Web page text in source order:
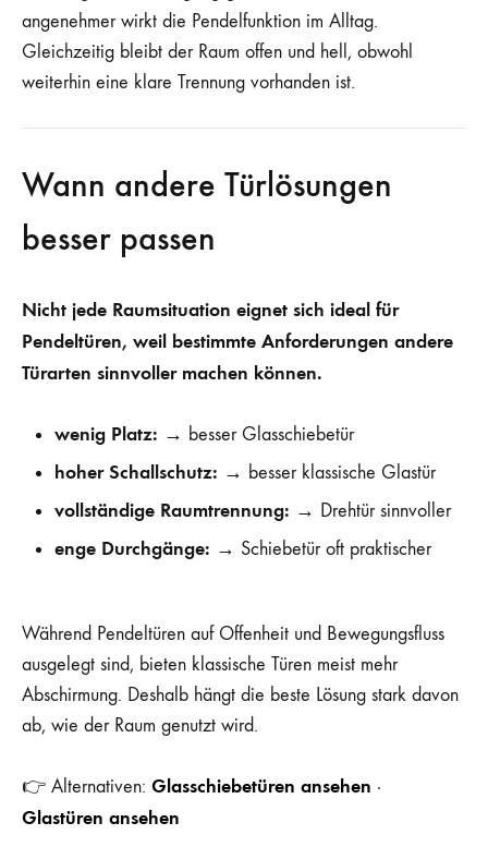
angenehmer wirkt die Pendelfunktion im Alltag.
Gleichzeitig bleibt der Raum offen und hell, obwohl
weiterhin eine klare Trennung vorhanden ist.
Wann andere Türlösungen
besser passen
Nicht jede Raumsituation eignet sich ideal für
Pendeltüren, weil bestimmte Anforderungen andere
Türarten sinnvoller machen können.
wenig Platz: → besser Glasschiebetür
hoher Schallschutz: → besser klassische Glastür
vollständige Raumtrennung: → Drehtür sinnvoller
enge Durchgänge: → Schiebetür oft praktischer
Während Pendeltüren auf Offenheit und Bewegungsfluss
ausgelegt sind, bieten klassische Türen meist mehr
Abschirmung. Deshalb hängt die beste Lösung stark davon
ab, wie der Raum genutzt wird.
👉 Alternativen: Glasschiebetüren ansehen ·
Glastüren ansehen